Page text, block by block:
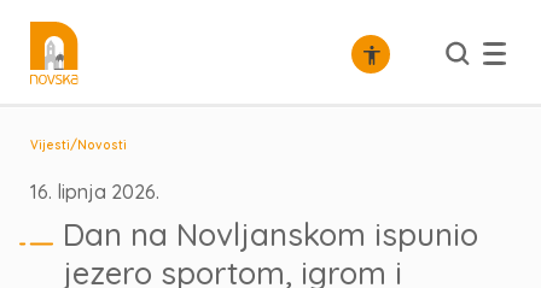
Vijesti/Novosti
16. lipnja 2026.
Dan na Novljanskom ispunio
jezero sportom, igrom i